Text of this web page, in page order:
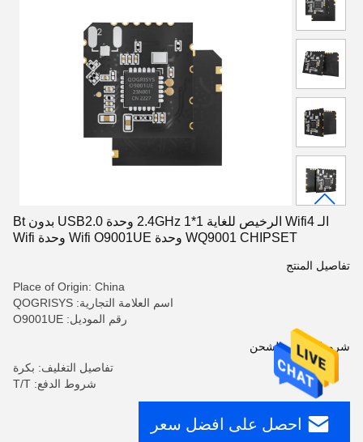
الـ Wifi4 الرخيص للغاية 2.4GHz 1*1 وحدة USB2.0 بدون Bt
WQ9001 CHIPSET وحدة Wifi O9001UE وحدة Wifi
تفاصيل المنتج
Place of Origin: China
اسم العلامة التجارية: QOGRISYS
رقم الموديل: O9001UE
شروط الدفع والشحن
تفاصيل التغليف: بكرة
شروط الدفع: T/T
احصل على افضل سعر